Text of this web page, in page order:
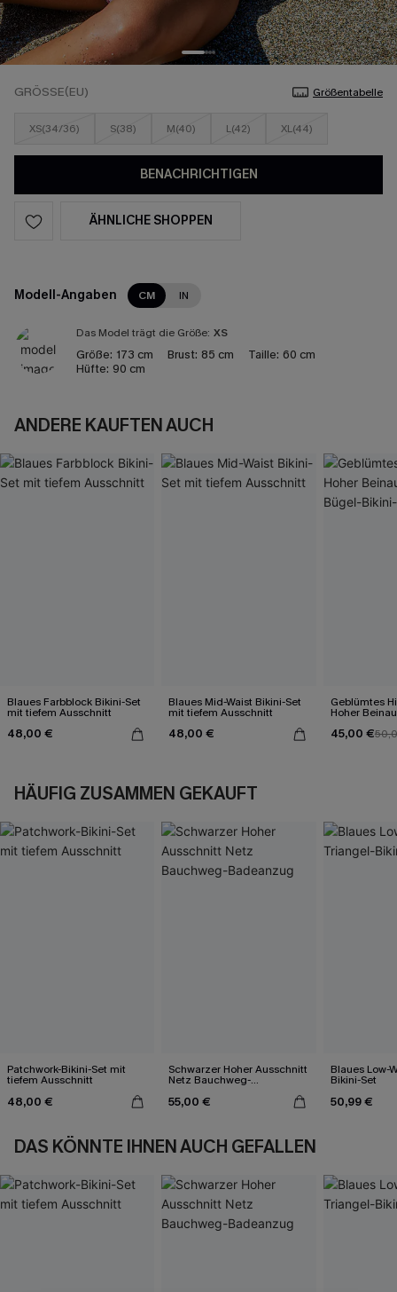
GRÖSSE(EU) Größentabelle
XS(34/36) S(38) M(40) L(42) XL(44)
BENACHRICHTIGEN
ÄHNLICHE SHOPPEN
Modell-Angaben CM IN
Das Model trägt die Größe: XS
Größe: 173 cm Brust: 85 cm Taille: 60 cm
Hüfte: 90 cm
ANDERE KAUFTEN AUCH
Blaues Farbblock Bikini-Set
mit tiefem Ausschnitt
48,00 €
Blaues Mid-Waist Bikini-Set
mit tiefem Ausschnitt
48,00 €
Geblümtes
Hoher
45,00 €
HÄUFIG ZUSAMMEN GEKAUFT
Patchwork-Bikini-Set mit
tiefem Ausschnitt
48,00 €
Schwarzer Hoher Ausschnitt
Netz Bauchweg-
55,00 €
Blaues Low-
Bikini-Set
50,99 €
DAS KÖNNTE IHNEN AUCH GEFALLEN